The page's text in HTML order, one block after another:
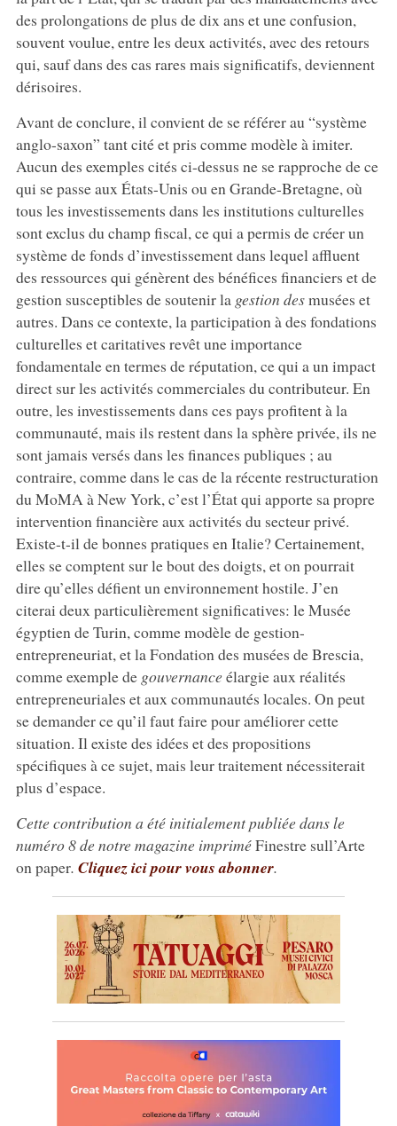
des prolongations de plus de dix ans et une confusion,
souvent voulue, entre les deux activités, avec des retours
qui, sauf dans des cas rares mais significatifs, deviennent
dérisoires.
Avant de conclure, il convient de se référer au “système
anglo-saxon” tant cité et pris comme modèle à imiter.
Aucun des exemples cités ci-dessus ne se rapproche de ce
qui se passe aux États-Unis ou en Grande-Bretagne, où
tous les investissements dans les institutions culturelles
sont exclus du champ fiscal, ce qui a permis de créer un
système de fonds d’investissement dans lequel affluent
des ressources qui génèrent des bénéfices financiers et de
gestion susceptibles de soutenir la gestion desmusées et
autres. Dans ce contexte, la participation à des fondations
culturelles et caritatives revêt une importance
fondamentale en termes de réputation, ce qui a un impact
direct sur les activités commerciales du contributeur. En
outre, les investissements dans ces pays profitent à la
communauté, mais ils restent dans la sphère privée, ils ne
sont jamais versés dans les finances publiques ; au
contraire, comme dans le cas de la récente restructuration
du MoMA à New York, c’est l’État qui apporte sa propre
intervention financière aux activités du secteur privé.
Existe-t-il de bonnes pratiques en Italie? Certainement,
elles se comptent sur le bout des doigts, et on pourrait
dire qu’elles défient un environnement hostile. J’en
citerai deux particulièrement significatives: le Musée
égyptien de Turin, comme modèle de gestion-
entrepreneuriat, et la Fondation des musées de Brescia,
comme exemple de gouvernanceélargie aux réalités
entrepreneuriales et aux communautés locales. On peut
se demander ce qu’il faut faire pour améliorer cette
situation. Il existe des idées et des propositions
spécifiques à ce sujet, mais leur traitement nécessiterait
plus d’espace.
Cette contribution a été initialement publiée dans le
numéro 8 de notre magazine impriméFinestre sull’Arte
on paper. Cliquez ici pour vous abonner.